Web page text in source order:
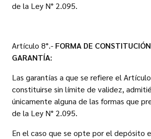
de la Ley N° 2.095.
Artículo 8°.- FORMA DE
GARANTÍA:
Las garantías a que se refiere el
constituirse sin límite de validez,
únicamente alguna de las formas que
de la Ley N° 2.095.
En el caso que se opte por el depósito